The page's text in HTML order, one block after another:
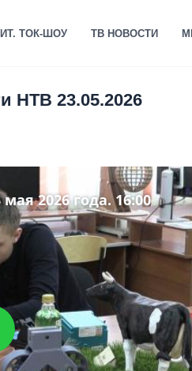
ТОК-ШОУ ТВ НОВОСТИ
НТВ 23.05.2026